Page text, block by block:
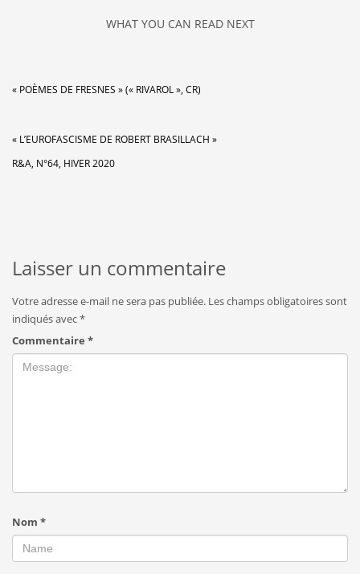
WHAT YOU CAN READ NEXT
« POÈMES DE FRESNES » (« RIVAROL », CR)
« L’EUROFASCISME DE ROBERT BRASILLACH »
R&A, N°64, HIVER 2020
Laisser un commentaire
Votre adresse e-mail ne sera pas publiée. Les champs obligatoires sont
indiqués avec*
Commentaire *
Nom *